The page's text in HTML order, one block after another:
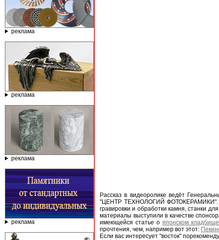
реклама
реклама
реклама
реклама
Рассказ в видеоролике ведёт
"ЦЕНТР ТЕХНОЛОГИЙ ФОТОКЕРАМИКИ". И
гравировки и обработки камня, станки
материалы выступили в качестве
имеющейся статье ояпонском
прочтения, чем, например вот этот:
Если вас интересует "восток"